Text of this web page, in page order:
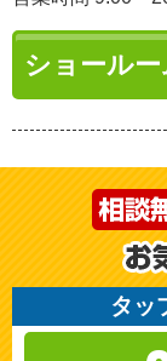
ショール
タッ